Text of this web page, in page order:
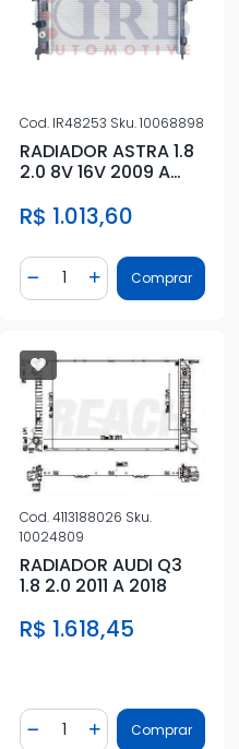
Cod. IR48253 Sku.10068898
RADIADOR ASTRA 1.8
2.0 8V 16V 2009 A
AUTOMATICO
R$ 1.013,60
Diminuir Quantidade
Quantidade
AdicionarComprar
Cod.4113188026 Sku.
10024809
RADIADOR AUDI Q3
1.8 2.0 2011 A 2018
R$ 1.618,45
Diminuir Quantidade
Quantidade
AdicionarComprar